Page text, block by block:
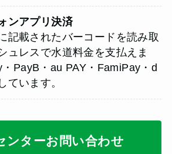
ンアプリ決済
記載されたバーコードを読み取
ュレスで水道料金を支払えま
PayB・au PAY・FamiPay・d
ています。
ンターお問い合わせ